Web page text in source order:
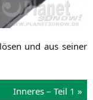
und aus sei­ner
Inne­res – Teil 1 »